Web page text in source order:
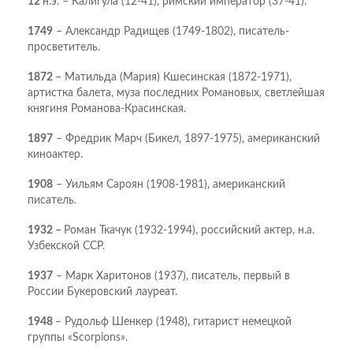
1749 – Александр Радищев (1749-1802), писатель-
просветитель.
1872 – Матильда (Мария) Кшесинская (1872-1971),
артистка балета, муза последних Романовых, светлейшая
княгиня Романова-Красинская.
1897 – Фредрик Марч (Бикел, 1897-1975), американский
киноактер.
1908 – Уильям Сароян (1908-1981), американский
писатель.
1932 – Роман Ткачук (1932-1994), российский актер, н.а.
Узбекской ССР.
1937 – Марк Харитонов (1937), писатель, первый в
России Букеровский лауреат.
1948 – Рудольф Шенкер (1948), гитарист немецкой
группы «Scorpions».